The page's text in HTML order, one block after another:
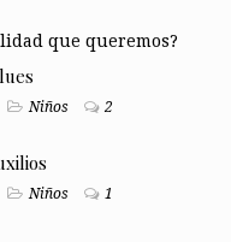
que queremos?
Niños 2
Niños 1